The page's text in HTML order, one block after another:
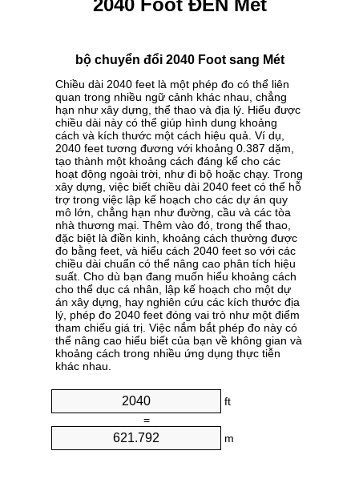
2040 Foot ĐẾN Mét
bộ chuyển đổi 2040 Foot sang Mét
Chiều dài 2040 feet là một phép đo có thể liên
quan trong nhiều ngữ cảnh khác nhau, chẳng
hạn như xây dựng, thể thao và địa lý. Hiểu được
chiều dài này có thể giúp hình dung khoảng
cách và kích thước một cách hiệu quả. Ví dụ,
2040 feet tương đương với khoảng 0.387 dặm,
tạo thành một khoảng cách đáng kể cho các
hoạt động ngoài trời, như đi bộ hoặc chạy. Trong
xây dựng, việc biết chiều dài 2040 feet có thể hỗ
trợ trong việc lập kế hoạch cho các dự án quy
mô lớn, chẳng hạn như đường, cầu và các tòa
nhà thương mại. Thêm vào đó, trong thể thao,
đặc biệt là điền kinh, khoảng cách thường được
đo bằng feet, và hiểu cách 2040 feet so với các
chiều dài chuẩn có thể nâng cao phân tích hiệu
suất. Cho dù bạn đang muốn hiểu khoảng cách
cho thể dục cá nhân, lập kế hoạch cho một dự
án xây dựng, hay nghiên cứu các kích thước địa
lý, phép đo 2040 feet đóng vai trò như một điểm
tham chiếu giá trị. Việc nắm bắt phép đo này có
thể nâng cao hiểu biết của bạn về không gian và
khoảng cách trong nhiều ứng dụng thực tiễn
khác nhau.
ft
=
m